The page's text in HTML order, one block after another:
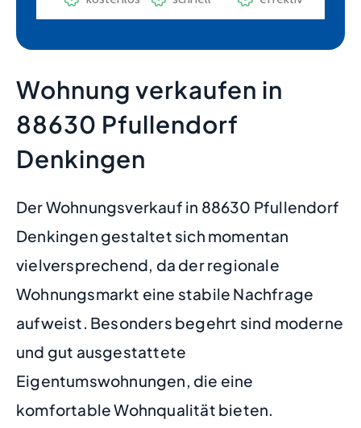
Wohnung verkaufen in
88630 Pfullendorf
Denkingen
Der Wohnungsverkauf in 88630 Pfullendorf
Denkingen gestaltet sich momentan
vielversprechend, da der regionale
Wohnungsmarkt eine stabile Nachfrage
aufweist. Besonders begehrt sind moderne
und gut ausgestattete
Eigentumswohnungen, die eine
komfortable Wohnqualität bieten.